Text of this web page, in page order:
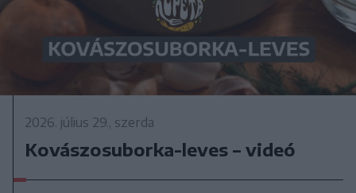
2026. július 29., szerda
Kovászosuborka-leves – videó